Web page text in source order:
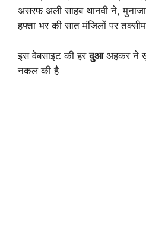
असरफ अली साहब थानवी ने,
हफ्ता भर की सात मंजिलों पर
इस वेबसाइट की हरदुआअहकर ने
नकल की है